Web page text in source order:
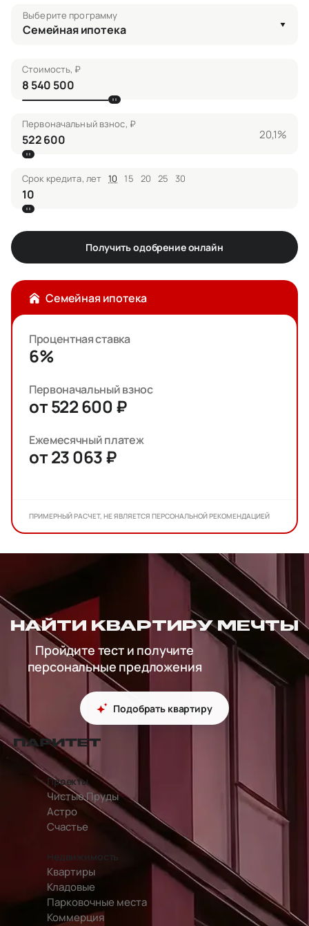
Выберите программу
Семейная ипотека
Стоимость, ₽
Первоначальный взнос, ₽
20,1%
Срок кредита, лет 10 15 20 25 30
Получить одобрение онлайн
Семейная ипотека
Процентная ставка
6%
Первоначальный взнос
от 522 600 ₽
Ежемесячный платеж
от 23 063 ₽
ПРИМЕРНЫЙ РАСЧЕТ, НЕ ЯВЛЯЕТСЯ ПЕРСОНАЛЬНОЙ РЕКОМЕНДАЦИЕЙ
НАЙТИ КВАРТИРУ МЕЧТЫ
Пройдите тест и получите
персональные предложения
Подобрать квартиру
перейти на главную страницу
Проекты
Чистые Пруды
Астро
Счастье
Недвижимость
Квартиры
Кладовые
Парковочные места
Коммерция